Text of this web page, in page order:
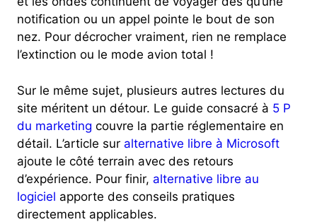
notification ou un appel pointe le bout de son
nez. Pour décrocher vraiment, rien ne remplace
l’extinction ou le mode avion total !
Sur le même sujet, plusieurs autres lectures du
site méritent un détour. Le guide consacré à 5 P
du marketing couvre la partie réglementaire en
détail. L’article sur alternative libre à Microsoft
ajoute le côté terrain avec des retours
d’expérience. Pour finir, alternative libre au
logiciel apporte des conseils pratiques
directement applicables.